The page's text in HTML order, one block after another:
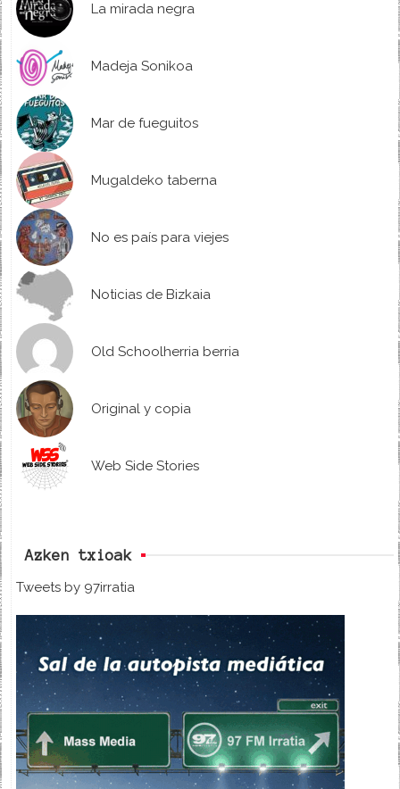
La mirada negra
Madeja Sonikoa
Mar de fueguitos
Mugaldeko taberna
No es país para viejes
Noticias de Bizkaia
Old Schoolherria berria
Original y copia
Web Side Stories
Azken txioak
Tweets by 97irratia